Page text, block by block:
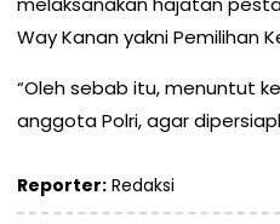
Way Kanan yakni Pemilihan
“Oleh sebab itu, menuntut
anggota Polri, agar
Reporter: Redaksi